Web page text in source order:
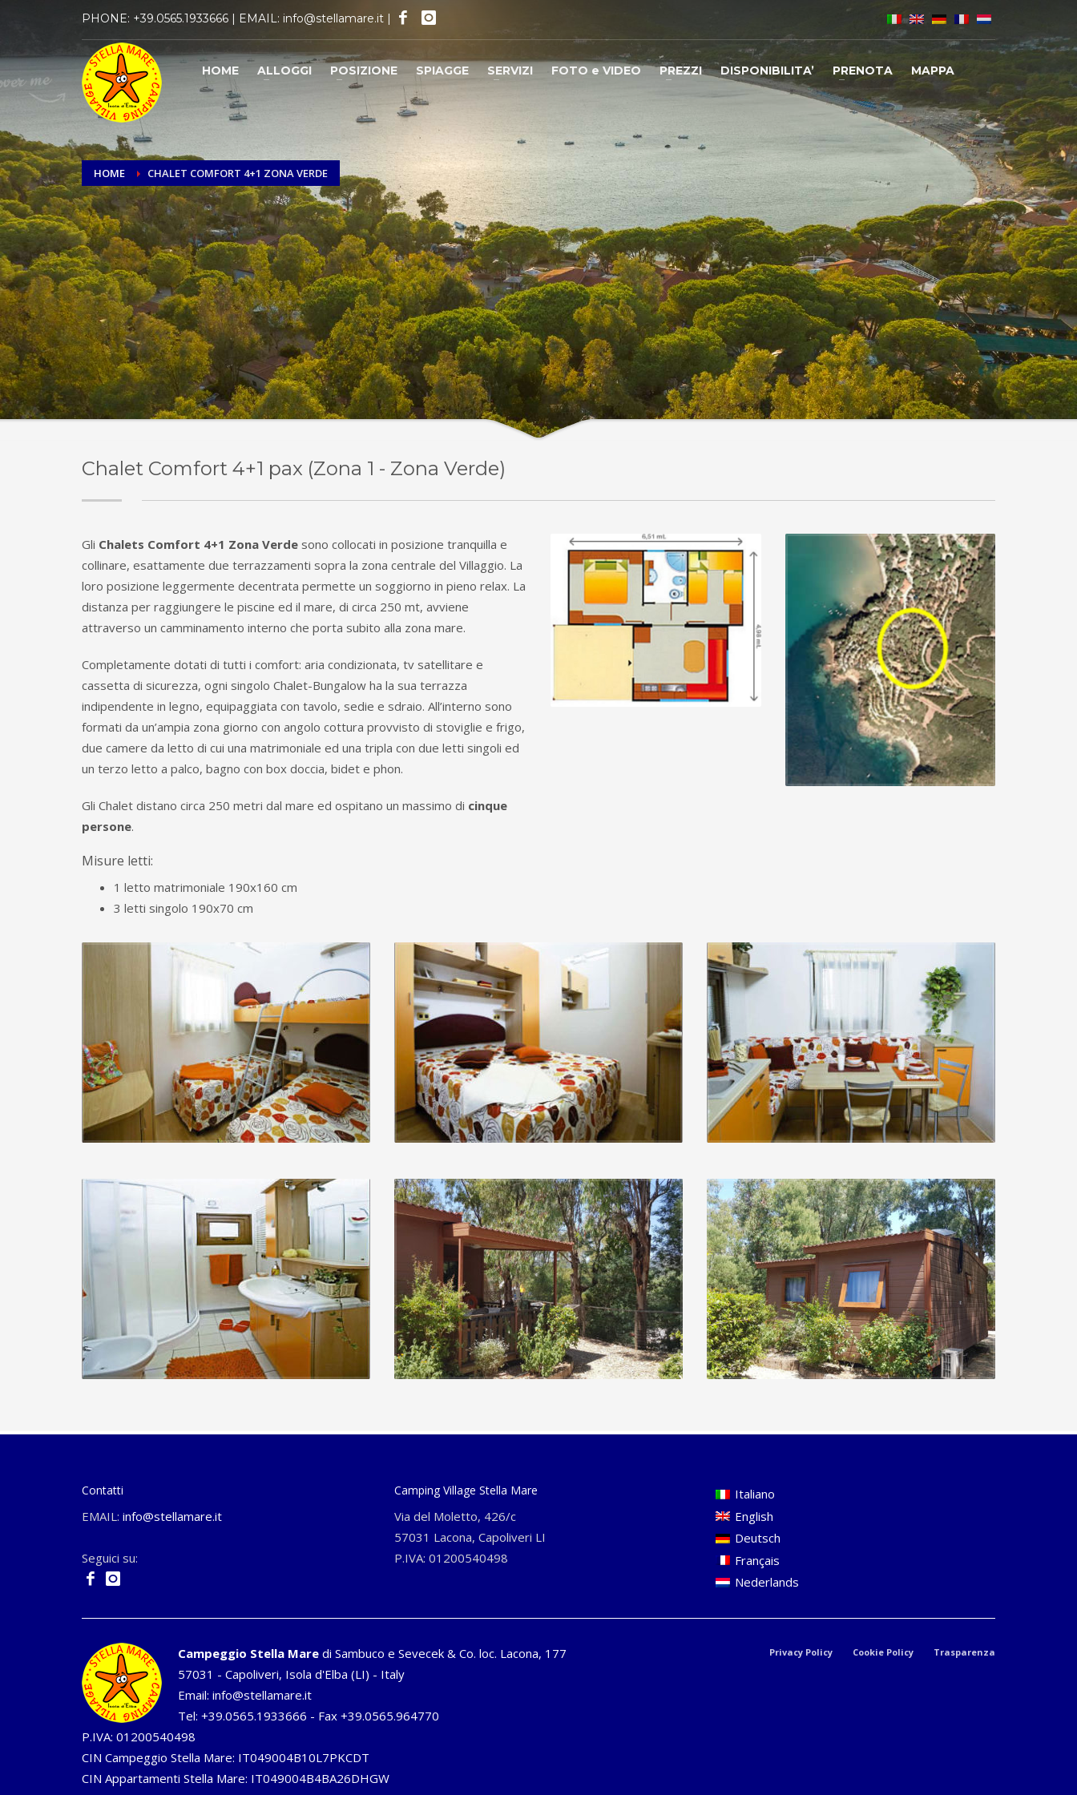
PHONE: +39.0565.1933666 | EMAIL: info@stellamare.it |
HOME ALLOGGI POSIZIONE SPIAGGE SERVIZI FOTO e VIDEO PREZZI DISPONIBILITA’ PRENOTA MAPPA
HOME CHALET COMFORT 4+1 ZONA VERDE
Chalet Comfort 4+1 pax (Zona 1 - Zona Verde)
Gli Chalets Comfort 4+1 Zona Verde sono collocati in posizione tranquilla e
collinare, esattamente due terrazzamenti sopra la zona centrale del Villaggio. La
loro posizione leggermente decentrata permette un soggiorno in pieno relax. La
distanza per raggiungere le piscine ed il mare, di circa 250 mt, avviene
attraverso un camminamento interno che porta subito alla zona mare.
Completamente dotati di tutti i comfort: aria condizionata, tv satellitare e
cassetta di sicurezza, ogni singolo Chalet-Bungalow ha la sua terrazza
indipendente in legno, equipaggiata con tavolo, sedie e sdraio. All’interno sono
formati da un’ampia zona giorno con angolo cottura provvisto di stoviglie e frigo,
due camere da letto di cui una matrimoniale ed una tripla con due letti singoli ed
un terzo letto a palco, bagno con box doccia, bidet e phon.
Gli Chalet distano circa 250 metri dal mare ed ospitano un massimo di cinque
persone.
Misure letti:
1 letto matrimoniale 190x160 cm
3 letti singolo 190x70 cm
Contatti
EMAIL: info@stellamare.it
Seguici su:
Camping Village Stella Mare
Via del Moletto, 426/c
57031 Lacona, Capoliveri LI
P.IVA: 01200540498
Italiano
English
Deutsch
Français
Nederlands
Privacy Policy Cookie Policy Trasparenza
Campeggio Stella Mare di Sambuco e Sevecek & Co. loc. Lacona, 177
57031 - Capoliveri, Isola d'Elba (LI) - Italy
Email: info@stellamare.it
Tel: +39.0565.1933666 - Fax +39.0565.964770
P.IVA: 01200540498
CIN Campeggio Stella Mare: IT049004B10L7PKCDT
CIN Appartamenti Stella Mare: IT049004B4BA26DHGW